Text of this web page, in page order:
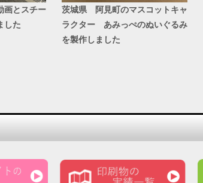
とスチー
した
茨城県 阿見町のマスコットキャ
ラクター あみっぺのぬいぐるみ
を製作しました